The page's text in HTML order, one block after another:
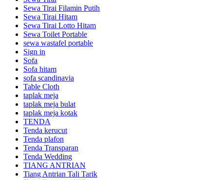
Sewa Tirai Filamin Putih
Sewa Tirai Hitam
Sewa Tirai Lotto Hitam
Sewa Toilet Portable
sewa wastafel portable
Sign in
Sofa
Sofa hitam
sofa scandinavia
Table Cloth
taplak meja
taplak meja bulat
taplak meja kotak
TENDA
Tenda kerucut
Tenda plafon
Tenda Transparan
Tenda Wedding
TIANG ANTRIAN
Tiang Antrian Tali Tarik